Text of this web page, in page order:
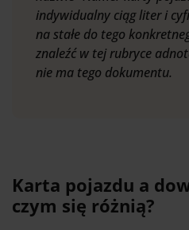
indywidualny ciąg liter i
na stałe do tego
znaleźć w tej rubryce
nie ma tego dokumentu.
Karta pojazdu a
czym się różnią?